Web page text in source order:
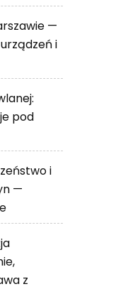
—
i
pod
i
—
z